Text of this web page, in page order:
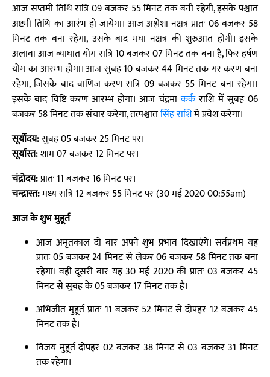
आज सप्तमी तिथि रात्रि 09 बजकर 55 मिनट तक बनी रहेगी, इसके पश्चात
अष्टमी तिथि का आरंभ हो जायेगा। आज अश्लेशा नक्षत्र प्रातः 06 बजकर 58
मिनट तक बना रहेगा, उसके बाद मघा नक्षत्र की शुरुआत होगी। इसके
अलावा आज व्याघात योग रात्रि 10 बजकर 07 मिनट तक बना है, फिर हर्षण
योग का आरम्भ होगा। आज सुबह 10 बजकर 44 मिनट तक गर करण बना
रहेगा, जिसके बाद वाणिज करण रात्रि 09 बजकर 55 मिनट बना रहेगा।
इसके बाद विष्टि करण आरम्भ होगा। आज चंद्रमाकर्कराशि में सुबह 06
बजकर 58 मिनट तक संचार करेगा, तत्पश्चातसिंह राशिमे प्रवेश करेगा।
सूर्योदय:सुबह 05 बजकर 25 मिनट पर।
सूर्यास्त:शाम 07 बजकर 12 मिनट पर।
चंद्रोदय:प्रातः 11 बजकर 16 मिनट पर।
चन्द्रास्त:मध्य रात्रि 12 बजकर 55 मिनट पर (30 मई 2020 00:55am)
आज के शुभ मुहूर्त
आज अमृतकाल दो बार अपने शुभ प्रभाव दिखाएंगे। सर्वप्रथम यह
प्रातः 05 बजकर 24 मिनट से लेकर 06 बजकर 58 मिनट तक बना
रहेगा। वही दूसरी बार यह 30 मई 2020 की प्रातः 03 बजकर 45
मिनट से सुबह के 05 बजकर 17 मिनट तक है।
अभिजीत मुहूर्त प्रातः 11 बजकर 52 मिनट से दोपहर 12 बजकर 45
मिनट तक है।
विजय मुहूर्त दोपहर 02 बजकर 38 मिनट से 03 बजकर 31 मिनट
तक रहेगा।